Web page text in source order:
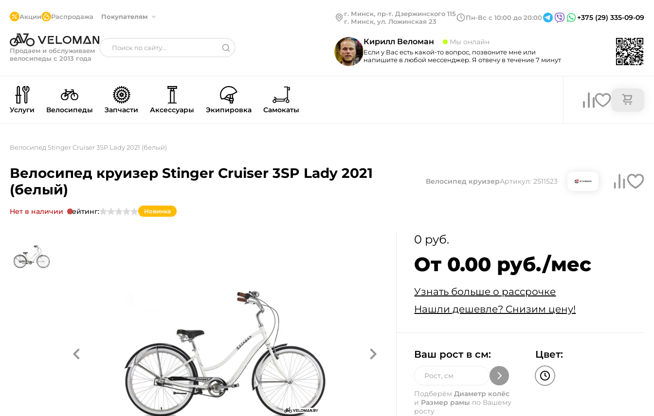
Акции Распродажа Покупателям
Продаем и обслуживаем
велосипеды с 2013 года
г. Минск, пр-т. Дзержинского 115
г. Минск, ул. Ложинская 23
Пн-Вс с 10:00 до 20:00 +375 (29) 335-09-09
Кирилл Веломан Мы онлайн
Если у Вас есть какой-то вопрос, позвоните мне или
напишите в любой мессенджер. Я отвечу в течение 7 минут
Услуги Велосипеды Запчасти Аксессуары Экипировка Самокаты
Велосипед Stinger Cruiser 3SP Lady 2021 (белый)
Велосипед круизер Stinger Cruiser 3SP Lady 2021
(белый)
Велосипед круизерАртикул: 2511523
Нет в наличии Рейтинг: Новинка
0 руб.
От 0.00 руб./мес
Узнать больше о рассрочке
Нашли дешевле? Снизим цену!
Ваш рост в см:
ПодберёмДиаметр колёс
и Размер рамы по Вашему
росту
Цвет: